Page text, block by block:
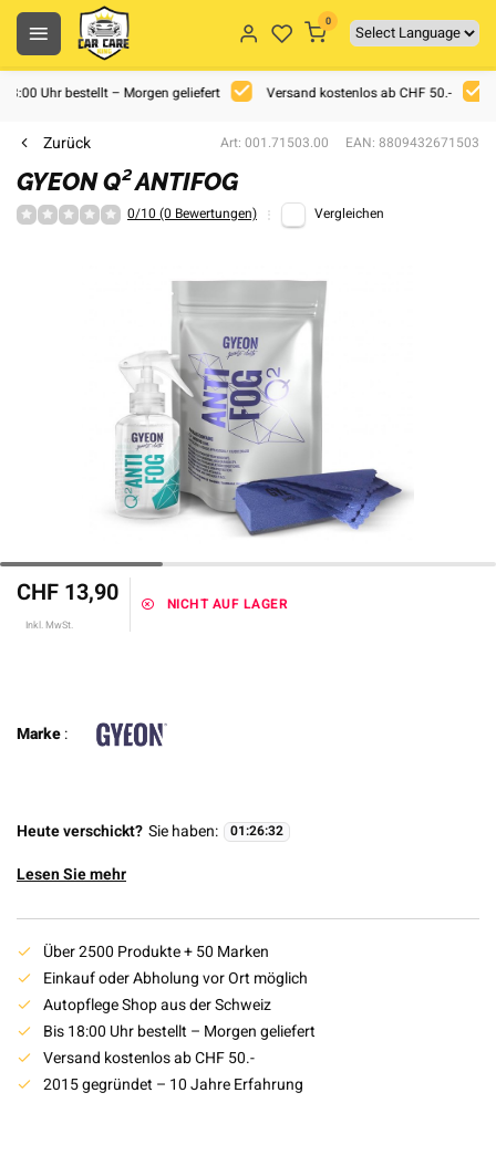
0
Uhr bestellt – Morgen geliefert Versand kostenlos ab CHF 50.-
Zurück Art: 001.71503.00 EAN: 8809432671503
GYEON Q² ANTIFOG
0/10 (0 Bewertungen) Vergleichen
CHF 13,90
Inkl. MwSt.
NICHT AUF LAGER
Marke:
Heute verschickt? Sie haben: 01:26:31
Lesen Sie mehr
Über 2500 Produkte + 50 Marken
Einkauf oder Abholung vor Ort möglich
Autopflege Shop aus der Schweiz
Bis 18:00 Uhr bestellt – Morgen geliefert
Versand kostenlos ab CHF 50.-
2015 gegründet – 10 Jahre Erfahrung